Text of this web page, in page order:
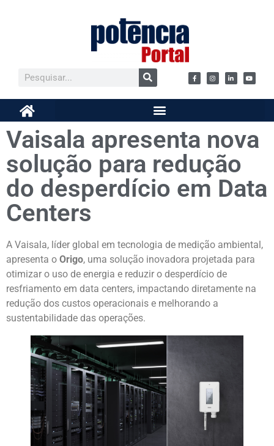
Vaisala apresenta nova
solução para redução
do desperdício em Data
Centers
A Vaisala, líder global em tecnologia de medição ambiental,
apresenta o Origo, uma solução inovadora projetada para
otimizar o uso de energia e reduzir o desperdício de
resfriamento em data centers, impactando diretamente na
redução dos custos operacionais e melhorando a
sustentabilidade das operações.